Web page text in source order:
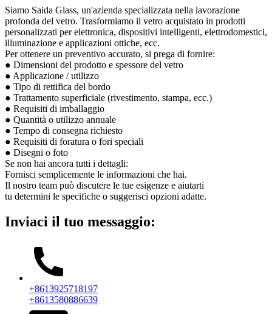
Siamo Saida Glass, un'azienda specializzata nella lavorazione
profonda del vetro. Trasformiamo il vetro acquistato in prodotti
personalizzati per elettronica, dispositivi intelligenti, elettrodomestici,
illuminazione e applicazioni ottiche, ecc.
Per ottenere un preventivo accurato, si prega di fornire:
● Dimensioni del prodotto e spessore del vetro
● Applicazione / utilizzo
● Tipo di rettifica del bordo
● Trattamento superficiale (rivestimento, stampa, ecc.)
● Requisiti di imballaggio
● Quantità o utilizzo annuale
● Tempo di consegna richiesto
● Requisiti di foratura o fori speciali
● Disegni o foto
Se non hai ancora tutti i dettagli:
Fornisci semplicemente le informazioni che hai.
Il nostro team può discutere le tue esigenze e aiutarti
tu determini le specifiche o suggerisci opzioni adatte.
Inviaci il tuo messaggio:
+8613925718197
+8613580886639